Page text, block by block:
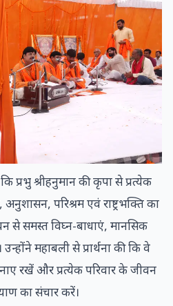
प्रभु श्रीहनुमान की कृपा से प्रत्येक
अनुशासन, परिश्रम एवं राष्ट्रभक्ति का
से समस्त विघ्न-बाधाएं, मानसिक
महाबली से प्रार्थना की कि वे
रखें और प्रत्येक परिवार के जीवन
का संचार करें।